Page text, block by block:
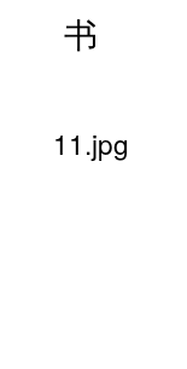
书